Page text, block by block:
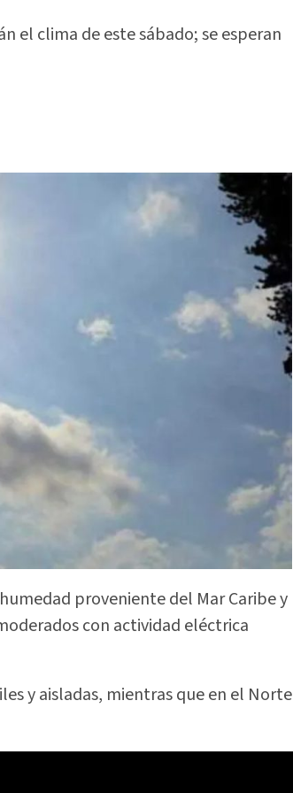
el clima de este sábado; se esperan
proveniente del Mar Caribe y
con actividad eléctrica
y aisladas, mientras que en el Norte